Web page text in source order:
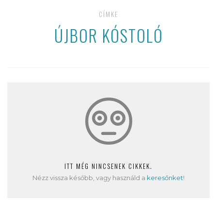
CÍMKE
ÚJBOR KÓSTOLÓ
ITT MÉG NINCSENEK CIKKEK.
Nézz vissza később, vagy használd a keresőnket!